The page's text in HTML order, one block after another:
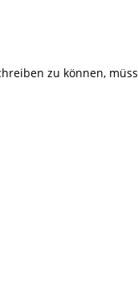
zu können,